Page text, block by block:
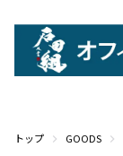
トップ GOODS